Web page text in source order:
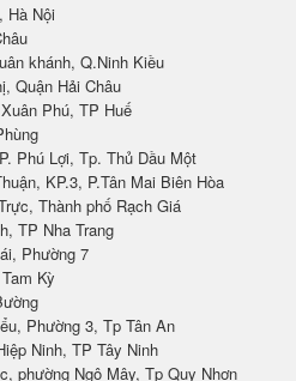
Hà Nội
khánh, Q.Ninh Kiều
Quận Hải Châu
Phú, TP Huế
Phú Lợi, Tp. Thủ Dầu Một
KP.3, P.Tân Mai Biên Hòa
Thành phố Rạch Giá
TP Nha Trang
Phường 7
Kỳ
Phường 3, Tp Tân An
Ninh, TP Tây Ninh
phường Ngô Mây, Tp Quy Nhơn